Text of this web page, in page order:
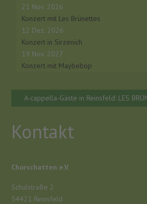
21 Nov. 2026
Konzert mit Les Brünettes
12 Dez. 2026
Konzert in Sirzenich
19 Nov. 2027
Konzert mit Maybebop
A-cappella-Gäste in Reinsfeld: LES
Kontakt
Chorschatten e.V.
Schulstraße 2
54421 Reinsfeld